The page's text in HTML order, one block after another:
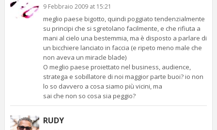
9 Febbraio 2009 at 15:21
meglio paese bigotto, quindi poggiato tendenzialmente
su principi che si sgretolano facilmente, e che rifiuta a
mani al cielo una bestemmia, ma è disposto a parlare di
un bicchiere lanciato in faccia (e ripeto meno male che
non aveva un miracle blade)
O meglio paese proiettato nel business, audience,
stratega e sobillatore di noi maggior parte buoi? io non
lo so davvero a cosa siamo più vicini, ma
sai che non so cosa sia peggio?
RUDY